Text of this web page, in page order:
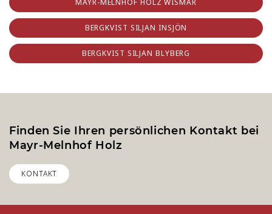
BERGKVIST SILJAN INSJÖN
BERGKVIST SILJAN BLYBERG
Finden Sie Ihren persönlichen Kontakt bei
Mayr-Melnhof Holz
KONTAKT